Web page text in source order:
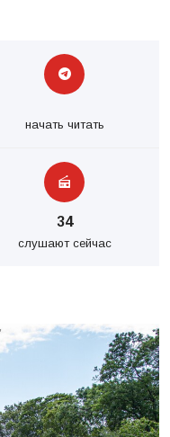
начать читать
34
слушают сейчас